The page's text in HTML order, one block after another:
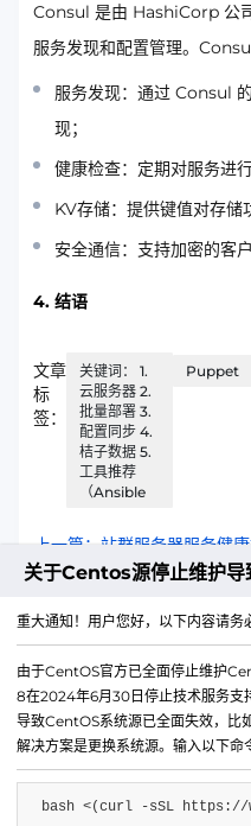
Consul 是由 HashiCorp 公
服务发现和配置管理。
服务发现：通过 Consul
现；
健康检查：定期对服务进
KV存储：提供键值对存储
安全通信：支持加密的客
4. 结语
文章
标
签：
关键词： 1.
云服务器 2.
批量部署 3.
配置同步 4.
桔子数据 5.
工具推荐
（Ansible
Puppet
上一篇：站群服务器服务健
关于Centos源停止维护导
重大通知！用户您好，以下内容请务
由于CentOS官方已全面停止维护
8在2024年6月30日停止技术服务支
导致CentOS系统源已全面失效，比
解决方案是更换系统源。输入以下命
bash <(curl -sSL https://